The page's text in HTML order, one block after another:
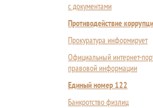
с документами
Противодействие
Прокуратура информирует
Официальный интернет-
правовой информации
Единый номер 122
Банкротство физлиц